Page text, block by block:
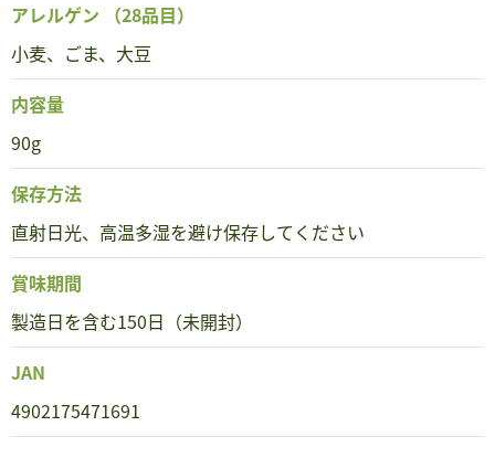
アレルゲン （28品目）
小麦、ごま、大豆
内容量
90g
保存方法
直射日光、高温多湿を避け保存してください
賞味期間
製造日を含む150日（未開封）
JAN
4902175471691